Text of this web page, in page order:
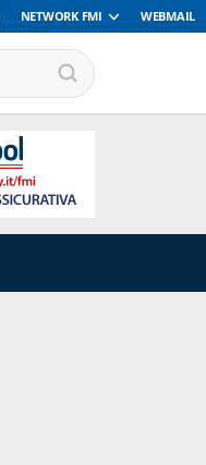
NETWORK FMI WEBMAIL